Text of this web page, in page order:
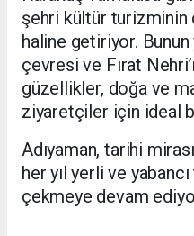
şehri kültür turizminin
haline getiriyor. Bunun
çevresi ve Fırat
güzellikler, doğa ve
ziyaretçiler için ideal
Adıyaman, tarihi
her yıl yerli ve
çekmeye devam